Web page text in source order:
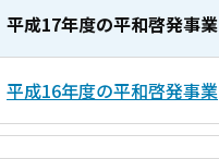
平成17年度の平和啓発事業
平成16年度の平和啓発事業